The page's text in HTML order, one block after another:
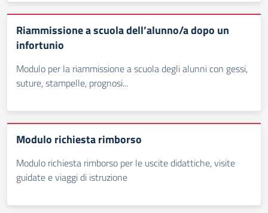
Riammissione a scuola dell’alunno/a dopo un
infortunio
Modulo per la riammissione a scuola degli alunni con gessi,
suture, stampelle, prognosi...
Modulo richiesta rimborso
Modulo richiesta rimborso per le uscite didattiche, visite
guidate e viaggi di istruzione